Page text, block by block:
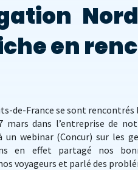
en
de-France se sont rencontrés
dans l’entreprise de
un webinar (Concur) sur les
en effet partagé nos
voyageurs et parlé des